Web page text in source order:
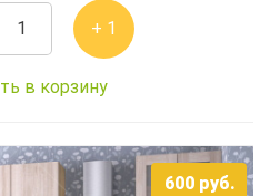
+ 1
в корзину
600 руб.